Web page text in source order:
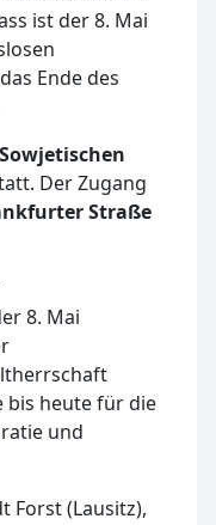
ist der 8. Mai
Ende des
Sowjetischen
Der Zugang
Straße
8. Mai
bis heute für die
und
Forst (Lausitz),